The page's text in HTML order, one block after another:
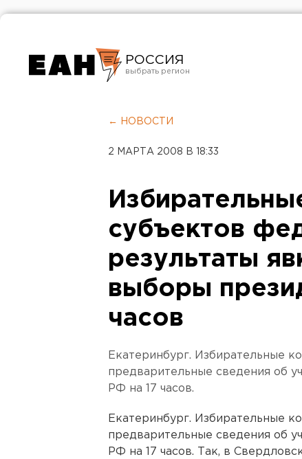
РОССИЯ
Челябинск
← НОВОСТИ
2 МАРТА 2008 В 18:33
субъектов
результаты
выборы
часов
Екатеринбург. Избирательные
предварительные сведения об
РФ на 17 часов.
Екатеринбург. Избирательные
предварительные сведения об
РФ на 17 часов. Так, в